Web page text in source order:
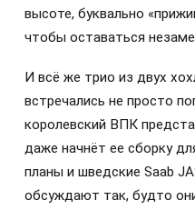
высоте, буквально
чтобы оставаться
И всё же трио из двух
встречались не просто
королевский ВПК
даже начнёт ее сборку
планы и шведские Saab
обсуждают так, будто